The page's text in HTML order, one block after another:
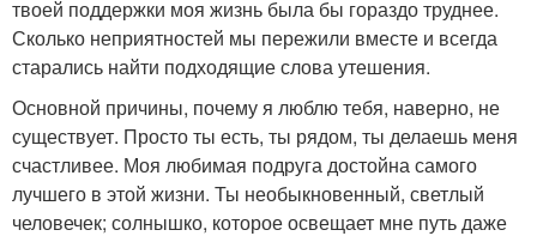
твоей поддержки моя жизнь была бы гораздо труднее.
Сколько неприятностей мы пережили вместе и всегда
старались найти подходящие слова утешения.
Основной причины, почему я люблю тебя, наверно, не
существует. Просто ты есть, ты рядом, ты делаешь меня
счастливее. Моя любимая подруга достойна самого
лучшего в этой жизни. Ты необыкновенный, светлый
человечек; солнышко, которое освещает мне путь даже